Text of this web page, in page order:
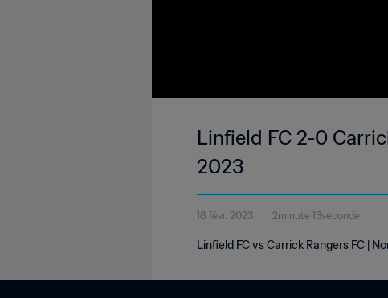
Linfield FC 2-0
2023
18 févr. 2023 2minute 13seconde
Linfield FC vs Carrick Rangers FC |